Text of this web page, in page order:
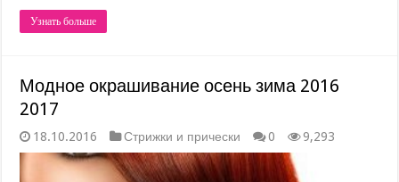
Узнать больше
Модное окрашивание осень зима 2016
2017
18.10.2016 Стрижки и прически 0 9,293